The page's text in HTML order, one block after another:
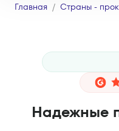
Главная Страны -
Надежные